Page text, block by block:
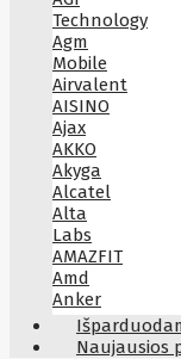
Technology
Agm
Mobile
Airvalent
AISINO
Ajax
AKKO
Akyga
Alcatel
Alta
Labs
AMAZFIT
Amd
Anker
Antec
AocNaujausios